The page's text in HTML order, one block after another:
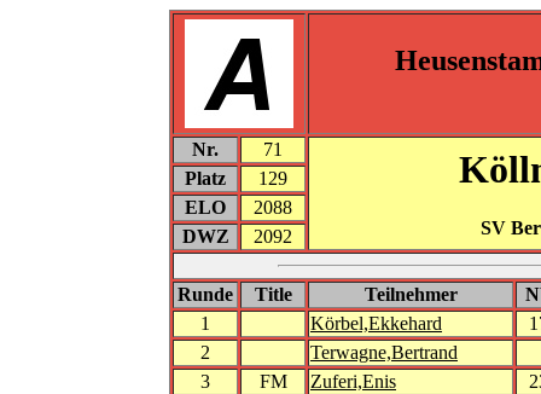
Nr. 71
SV
Platz
129
ELO
2088
DWZ
2092
Runde Title Teilnehmer
1
Körbel,Ekkehard
2
Terwagne,Bertrand
3
FM Zuferi,Enis